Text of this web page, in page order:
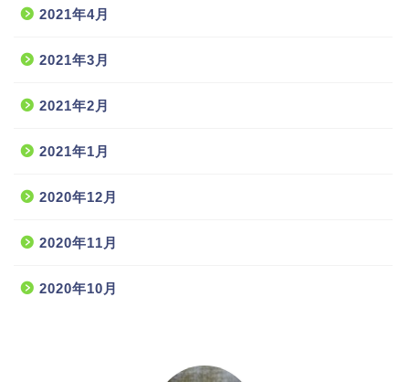
2021年4月
2021年3月
2021年2月
2021年1月
2020年12月
2020年11月
2020年10月